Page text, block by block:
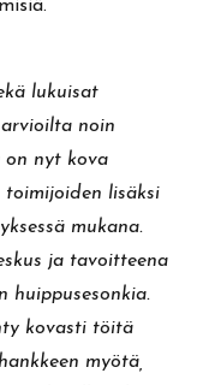
lukuisat
noin
on nyt kova
lisäksi
mukana.
ja tavoitteena
huippusesonkia.
kovasti töitä
myötä,